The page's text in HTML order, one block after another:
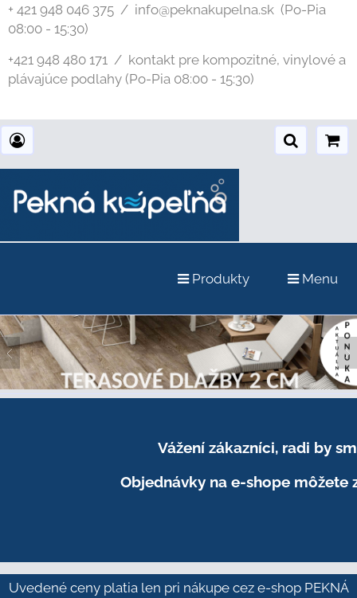
+ 421 948 046 375 / info@peknakupelna.sk (Po-Pia
08:00 - 15:30)
+421 948 480 171 / kontakt pre kompozitné, vinylové a
plávajúce podlahy (Po-Pia 08:00 - 15:30)
Produkty Menu
Vážení zákazníci, radi by
Objednávky na e-shope môžete
Uvedené ceny platia len pri nákupe cez e-shop PEKNÁ